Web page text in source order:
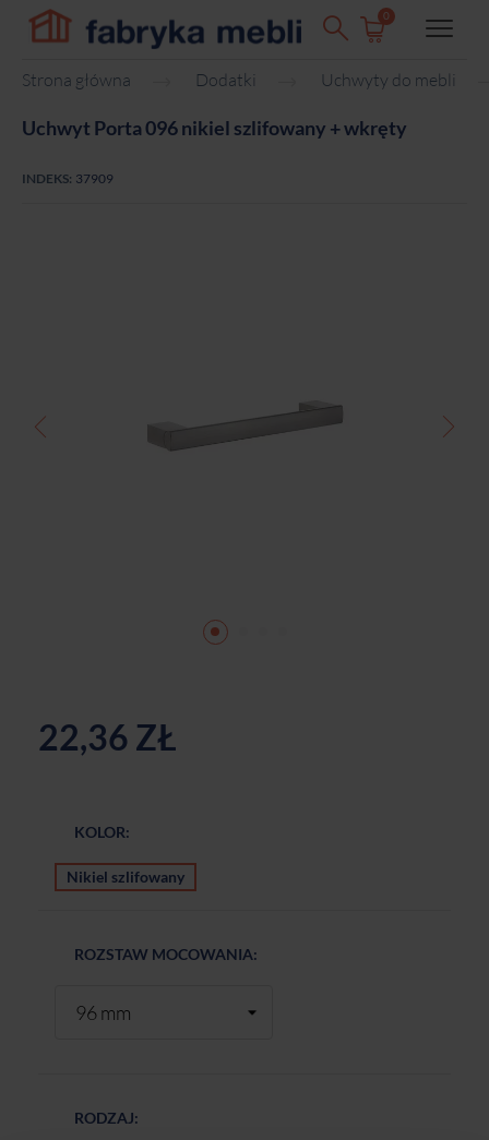
0
Strona główna Dodatki Uchwyty do mebli
Uchwyt Porta 096 nikiel szlifowany + wkręty
INDEKS: 37909
22,36 ZŁ
KOLOR:
Nikiel szlifowany
ROZSTAW MOCOWANIA:
RODZAJ: